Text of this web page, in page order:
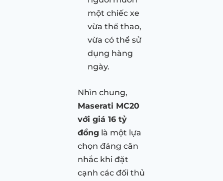
một chiếc xe
vừa thể thao,
vừa có thể sử
dụng hàng
ngày.
Nhìn chung,
Maserati MC20
với giá 16 tỷ
đồng là một lựa
chọn đáng cân
nhắc khi đặt
cạnh các đối thủ